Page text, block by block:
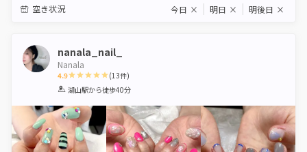
空き状況 今日 × 明日 × 明後日 ×
nanala_nail_
Nanala
4.9
1 2 3 4 5
(13件)
湖山駅から徒歩40分